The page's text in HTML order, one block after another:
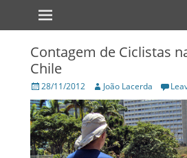
Primary Menu
Skip
Contagem de Ciclistas
Chile
Posted
on
28/11/2012 Author
João Lacerda